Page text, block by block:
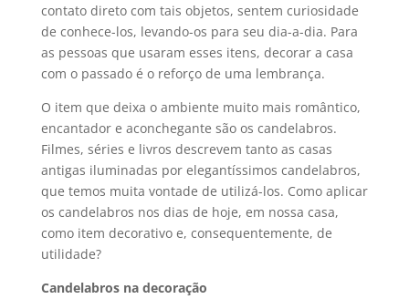
contato direto com tais objetos, sentem curiosidade
de conhece-los, levando-os para seu dia-a-dia. Para
as pessoas que usaram esses itens, decorar a casa
com o passado é o reforço de uma lembrança.
O item que deixa o ambiente muito mais romântico,
encantador e aconchegante são os candelabros.
Filmes, séries e livros descrevem tanto as casas
antigas iluminadas por elegantíssimos candelabros,
que temos muita vontade de utilizá-los. Como aplicar
os candelabros nos dias de hoje, em nossa casa,
como item decorativo e, consequentemente, de
utilidade?
Candelabros na decoração